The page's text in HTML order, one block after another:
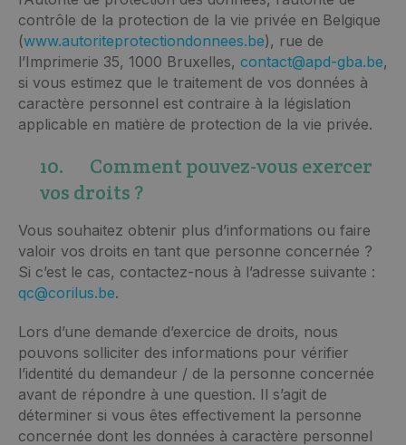
contrôle de la protection de la vie privée en Belgique
(www.autoriteprotectiondonnees.be), rue de
l’Imprimerie 35, 1000 Bruxelles, contact@apd-gba.be,
si vous estimez que le traitement de vos données à
caractère personnel est contraire à la législation
applicable en matière de protection de la vie privée.
10. Comment pouvez-vous exercer
vos droits ?
Vous souhaitez obtenir plus d’informations ou faire
valoir vos droits en tant que personne concernée ?
Si c’est le cas, contactez-nous à l’adresse suivante :
qc@corilus.be.
Lors d’une demande d’exercice de droits, nous
pouvons solliciter des informations pour vérifier
l’identité du demandeur / de la personne concernée
avant de répondre à une question. Il s’agit de
déterminer si vous êtes effectivement la personne
concernée dont les données à caractère personnel